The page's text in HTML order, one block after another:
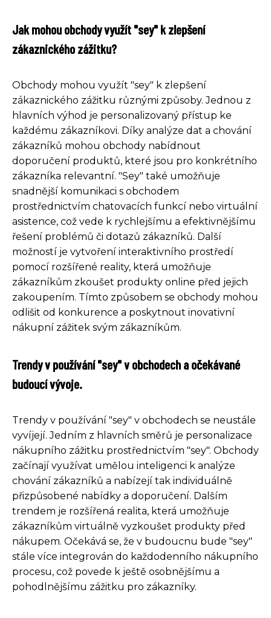
Jak mohou obchody využít "sey" k zlepšení
zákaznického zážitku?
Obchody mohou využít "sey" k zlepšení
zákaznického zážitku různými způsoby. Jednou z
hlavních výhod je personalizovaný přístup ke
každému zákazníkovi. Díky analýze dat a chování
zákazníků mohou obchody nabídnout
doporučení produktů, které jsou pro konkrétního
zákazníka relevantní. "Sey" také umožňuje
snadnější komunikaci s obchodem
prostřednictvím chatovacích funkcí nebo virtuální
asistence, což vede k rychlejšímu a efektivnějšímu
řešení problémů či dotazů zákazníků. Další
možností je vytvoření interaktivního prostředí
pomocí rozšířené reality, která umožňuje
zákazníkům zkoušet produkty online před jejich
zakoupením. Tímto způsobem se obchody mohou
odlišit od konkurence a poskytnout inovativní
nákupní zážitek svým zákazníkům.
Trendy v používání "sey" v obchodech a očekávané
budoucí vývoje.
Trendy v používání "sey" v obchodech se neustále
vyvíjejí. Jedním z hlavních směrů je personalizace
nákupního zážitku prostřednictvím "sey". Obchody
začínají využívat umělou inteligenci k analýze
chování zákazníků a nabízejí tak individuálně
přizpůsobené nabídky a doporučení. Dalším
trendem je rozšířená realita, která umožňuje
zákazníkům virtuálně vyzkoušet produkty před
nákupem. Očekává se, že v budoucnu bude "sey"
stále více integrován do každodenního nákupního
procesu, což povede k ještě osobnějšímu a
pohodlnějšímu zážitku pro zákazníky.